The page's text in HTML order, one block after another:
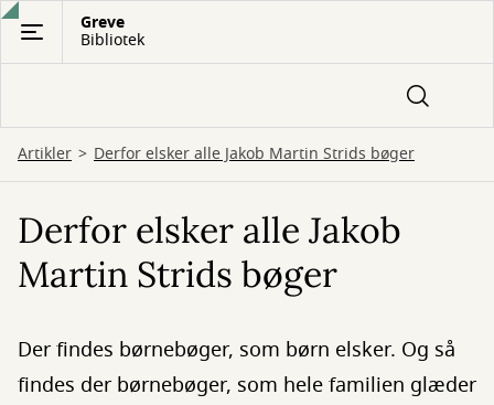
Gå
hovedindhold
Greve
Bibliotek
Artikler Derfor elsker alle Jakob Martin Strids bøger
Derfor elsker alle Jakob
Martin Strids bøger
Der findes børnebøger, som børn elsker. Og så
findes der børnebøger, som hele familien glæder